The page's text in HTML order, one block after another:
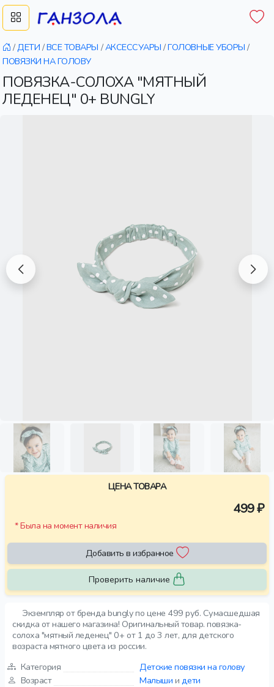
/ДЕТИ /ВСЕ ТОВАРЫ /АКСЕССУАРЫ /ГОЛОВНЫЕ УБОРЫ /
ПОВЯЗКИ НА ГОЛОВУ
ПОВЯЗКА-СОЛОХА "МЯТНЫЙ
ЛЕДЕНЕЦ" 0+ BUNGLY
Экземпляр от бренда bungly по цене 499 руб. Сумасшедшая
скидка от нашего магазина! Оригинальный товар. повязка-
солоха "мятный леденец" 0+ от 1 до 3 лет, для детского
возраста мятного цвета из россии.
Категория
Детские повязки на голову
Возраст
Малыши и дети
ЦЕНА ТОВАРА
499 ₽
* Была на момент наличия
Добавить в избранное
Проверить наличие